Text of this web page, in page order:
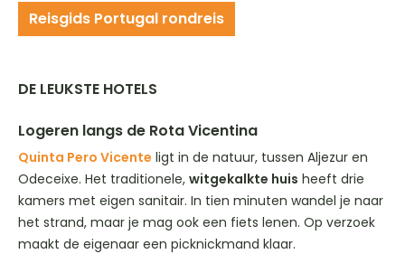
Reisgids Portugal rondreis
DE LEUKSTE HOTELS
Logeren langs de Rota Vicentina
Quinta Pero Vicente ligt in de natuur, tussen Aljezur en
Odeceixe. Het traditionele, witgekalkte huis heeft drie
kamers met eigen sanitair. In tien minuten wandel je naar
het strand, maar je mag ook een fiets lenen. Op verzoek
maakt de eigenaar een picknickmand klaar.